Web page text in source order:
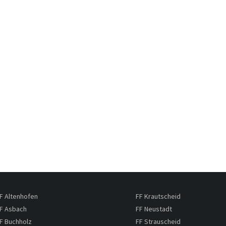
Altenhofen
Asbach
Buchholz
FF Krautscheid
FF Neustadt
FF Strauscheid